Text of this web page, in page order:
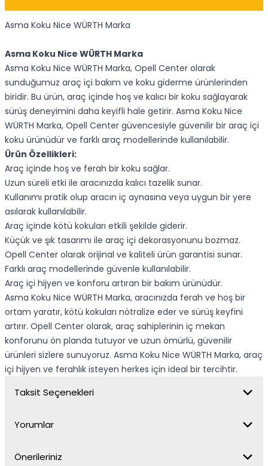
Asma Koku Nice WÜRTH Marka
Asma Koku Nice WÜRTH Marka
Asma Koku Nice WÜRTH Marka, Opell Center olarak
sunduğumuz araç içi bakım ve koku giderme ürünlerinden
biridir. Bu ürün, araç içinde hoş ve kalıcı bir koku sağlayarak
sürüş deneyimini daha keyifli hale getirir. Asma Koku Nice
WÜRTH Marka, Opell Center güvencesiyle güvenilir bir araç içi
koku ürünüdür ve farklı araç modellerinde kullanılabilir.
Ürün Özellikleri:
Araç içinde hoş ve ferah bir koku sağlar.
Uzun süreli etki ile aracınızda kalıcı tazelik sunar.
Kullanımı pratik olup aracın iç aynasına veya uygun bir yere
asılarak kullanılabilir.
Araç içinde kötü kokuları etkili şekilde giderir.
Küçük ve şık tasarımı ile araç içi dekorasyonunu bozmaz.
Opell Center olarak orijinal ve kaliteli ürün garantisi sunar.
Farklı araç modellerinde güvenle kullanılabilir.
Araç içi hijyen ve konforu artıran bir bakım ürünüdür.
Asma Koku Nice WÜRTH Marka, aracınızda ferah ve hoş bir
ortam yaratır, kötü kokuları nötralize eder ve sürüş keyfini
artırır. Opell Center olarak, araç sahiplerinin iç mekan
konforunu ön planda tutuyor ve uzun ömürlü, güvenilir
ürünleri sizlere sunuyoruz. Asma Koku Nice WÜRTH Marka, araç
içi hijyen ve ferahlık isteyen herkes için ideal bir tercihtir.
Taksit Seçenekleri
Yorumlar
Önerileriniz